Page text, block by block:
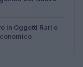
in Oggetti Rari e